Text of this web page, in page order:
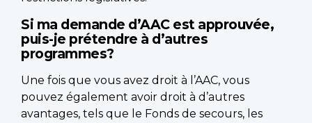
Si ma demande d’AAC est approuvée,
puis-je prétendre à d’autres
programmes?
Une fois que vous avez droit à l’AAC, vous
pouvez également avoir droit à d’autres
avantages, tels que le Fonds de secours, les